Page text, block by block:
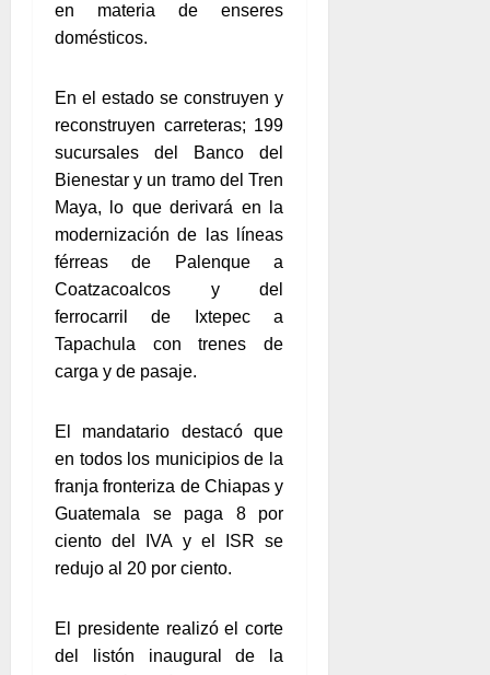
en materia de enseres
domésticos.
En el estado se construyen y
reconstruyen carreteras; 199
sucursales del Banco del
Bienestar y un tramo del Tren
Maya, lo que derivará en la
modernización de las líneas
férreas de Palenque a
Coatzacoalcos y del
ferrocarril de Ixtepec a
Tapachula con trenes de
carga y de pasaje.
El mandatario destacó que
en todos los municipios de la
franja fronteriza de Chiapas y
Guatemala se paga 8 por
ciento del IVA y el ISR se
redujo al 20 por ciento.
El presidente realizó el corte
del listón inaugural de la